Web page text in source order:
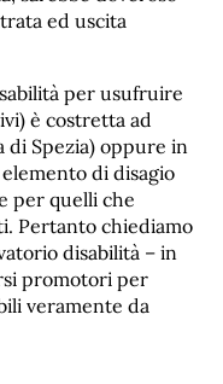
ed uscita
per usufruire
è costretta ad
di Spezia) oppure in
di disagio
per quelli che
Pertanto chiediamo
disabilità – in
promotori per
veramente da